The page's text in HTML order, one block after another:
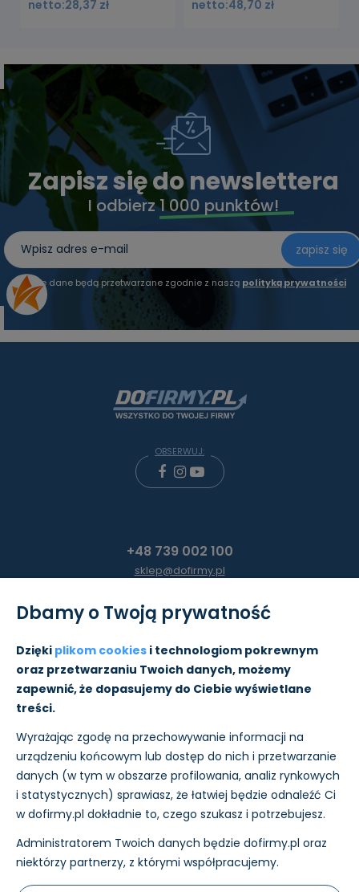
28,37 zł 48,70 zł
Zapisz się do newslettera
I odbierz1 000 punktów!
zapisz się
Twoje dane będą przetwarzane zgodnie z naszą polityką prywatności
Pomoc
O nas
OBSERWUJ:
+48 739 002 100
sklep@dofirmy.pl
Płatności i wysyłkę w sklepie realizujemy:
Dbamy o Twoją prywatność
Dzięki plikom cookies i technologiom pokrewnym
oraz przetwarzaniu Twoich danych, możemy
zapewnić, że dopasujemy do Ciebie wyświetlane
treści.
Wyrażając zgodę na przechowywanie informacji na
urządzeniu końcowym lub dostęp do nich i przetwarzanie
danych (w tym w obszarze profilowania, analiz rynkowych
i statystycznych) sprawiasz, że łatwiej będzie odnaleźć Ci
w dofirmy.pl dokładnie to, czego szukasz i potrzebujesz.
Administratorem Twoich danych będzie dofirmy.pl oraz
niektórzy partnerzy, z którymi współpracujemy.